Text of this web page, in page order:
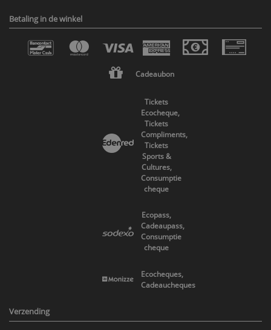
Betaling in de winkel
Cadeaubon
Tickets
Ecocheque,
Tickets
Compliments,
Tickets
Sports &
Cultures,
Consumptie
cheque
Ecopass,
Cadeaupass,
Consumptie
cheque
Ecocheques,
Cadeaucheques
Verzending